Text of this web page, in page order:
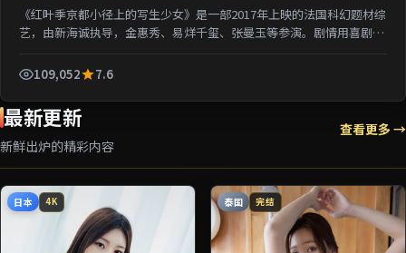
《红叶季京都小径上的写生少女》是一部2017年上映的法国科幻题材综
艺，由新海诚执导，金惠秀、易烊千玺、张曼玉等参演。剧情用喜剧外
109,052
7.6
最新更新
新鲜出炉的精彩内容
查看更多 →
日本 4K 泰国 完结